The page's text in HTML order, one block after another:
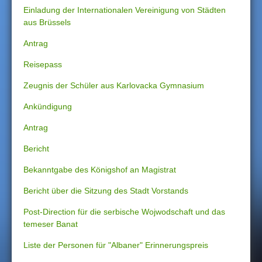
Einladung der Internationalen Vereinigung von Städten
aus Brüssels
Antrag
Reisepass
Zeugnis der Schüler aus Karlovacka Gymnasium
Ankündigung
Antrag
Bericht
Bekanntgabe des Königshof an Magistrat
Bericht über die Sitzung des Stadt Vorstands
Post-Direction für die serbische Wojwodschaft und das
temeser Banat
Liste der Personen für "Albaner" Erinnerungspreis